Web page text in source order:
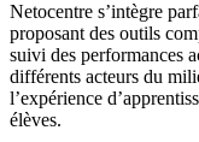
Netocentre s’intègre
proposant des outils
suivi des performances
différents acteurs du
l’expérience
élèves.